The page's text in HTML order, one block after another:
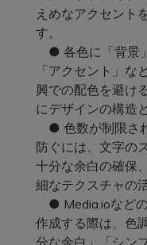
えめなアクセント
す。
● 各色に「背景
「アクセント」な
興での配色を避け
にデザインの構造
● 色数が制限さ
防ぐには、文字の
十分な余白の確保
細なテクスチャの
● Media.ioなど
作成する際は、色
分な余白」「シン